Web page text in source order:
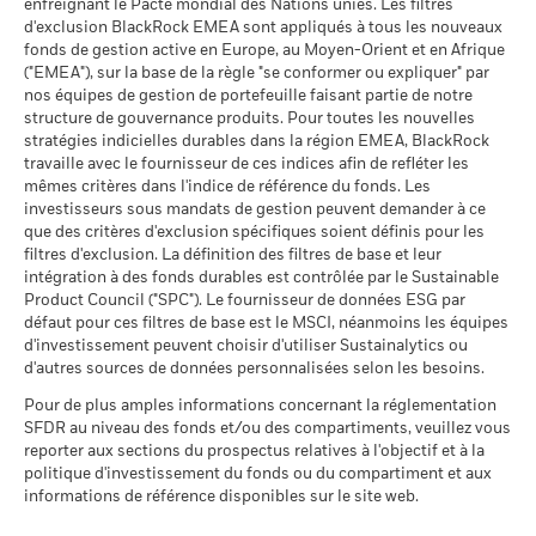
Moyenne pondérée de
l'intensité carbone MSCI
(tonnes de CO2e/M$ de
ventes)
au 17/juil./2026
% des avoirs à l'égard
desquels des données ESG
au 17/juil./2026
91,22
Pointage de qualité ESG
MSCI - centile par rapport aux
pairs
au 17/juil./2026
70,63
Fonds dans le groupe de
pairs
au 17/juil./2026
143
% de couverture MSCI
Weighted Average Carbon
Intensity
au 17/juil./2026
91,44
Données sur la
participation aux secteurs
d'activité
au 30/juin/2026
63,86%
Pourcentage des avoirs du
fonds à l'égard desquels
des données ne sont pas
disponibles
au 30/juin/2026
L'exposition de BlackRock aux secteurs d'activité, telle qu'elle
est indiquée ci-dessus, pour le charbon thermique et les
sables bitumineux, est calculée et déclarée pour les
entreprises qui tirent plus de 5 % de leurs revenus du
charbon thermique ou des sables bitumineux, tel que défini
par MSCI ESG Research. L’exposition aux entreprises qui
génèrent des revenus à partir du charbon thermique ou des
sables bitumineux (à un seuil de revenus de 0 %), telle que
définie par MSCI ESG Research, se répartit comme suit :
Voir tous les documents
enfreignant le Pacte mondial des Nations unies. Les filtres
d'exclusion BlackRock EMEA sont appliqués à tous les nouveaux
fonds de gestion active en Europe, au Moyen-Orient et en Afrique
("EMEA"), sur la base de la règle "se conformer ou expliquer" par
nos équipes de gestion de portefeuille faisant partie de notre
structure de gouvernance produits. Pour toutes les nouvelles
stratégies indicielles durables dans la région EMEA, BlackRock
travaille avec le fournisseur de ces indices afin de refléter les
mêmes critères dans l'indice de référence du fonds. Les
investisseurs sous mandats de gestion peuvent demander à ce
que des critères d'exclusion spécifiques soient définis pour les
filtres d'exclusion. La définition des filtres de base et leur
intégration à des fonds durables est contrôlée par le Sustainable
Product Council ("SPC"). Le fournisseur de données ESG par
défaut pour ces filtres de base est le MSCI, néanmoins les équipes
d'investissement peuvent choisir d'utiliser Sustainalytics ou
d'autres sources de données personnalisées selon les besoins.
Pour de plus amples informations concernant la réglementation
SFDR au niveau des fonds et/ou des compartiments, veuillez vous
reporter aux sections du prospectus relatives à l'objectif et à la
politique d'investissement du fonds ou du compartiment et aux
informations de référence disponibles sur le site web.